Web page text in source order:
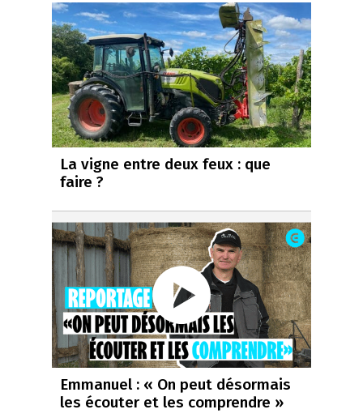
La vigne entre deux feux : que
faire ?
Emmanuel : « On peut désormais
les écouter et les comprendre »